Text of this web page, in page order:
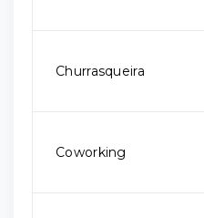
Churrasqueira
Coworking